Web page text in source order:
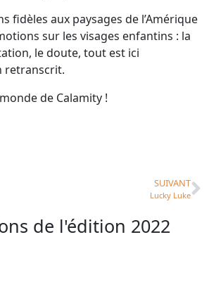
fidèles aux paysages de l’Amérique
sur les visages enfantins : la
le doute, tout est ici
retranscrit.
de Calamity !
SUIVANT
Lucky Luke
de l'édition 2022